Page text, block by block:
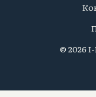
© 2026